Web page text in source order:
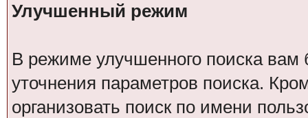
Улучшенный режим
В режиме улучшенного поиска вам
уточнения параметров поиска.
организовать поиск по имени